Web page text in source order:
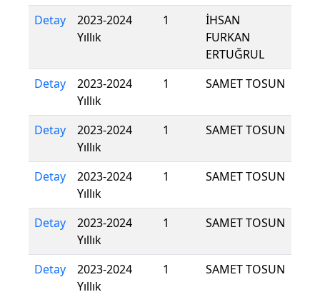
Detay
2023-2024
Yıllık
1
İHSAN
FURKAN
ERTUĞRUL
Detay
2023-2024
Yıllık
1 SAMET TOSUN
Detay
2023-2024
Yıllık
1 SAMET TOSUN
Detay
2023-2024
Yıllık
1 SAMET TOSUN
Detay
2023-2024
Yıllık
1 SAMET TOSUN
Detay
2023-2024
Yıllık
1 SAMET TOSUN